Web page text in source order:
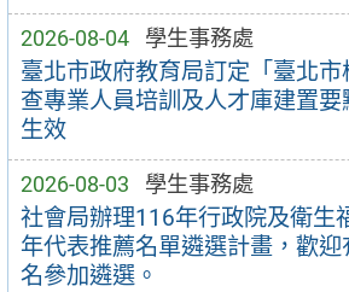
2026-08-04 學生事務處
臺北市政府教育局訂定「臺北市
查專業人員培訓及人才庫建置要
生效
2026-08-03 學生事務處
社會局辦理116年行政院及衛生
年代表推薦名單遴選計畫，歡
名參加遴選。